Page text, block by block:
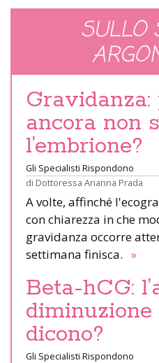
SULLO
Gravidanza:
ancora non
l’embrione?
Gli Specialisti Rispondono
di Dottoressa Arianna Prada
A volte, affinché
con chiarezza in che
gravidanza occorre
settimana finisca. »
Beta-hCG:
diminuzione
dicono?
Gli Specialisti Rispondono